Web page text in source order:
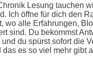
Lesung tauchen
Ich öffne für dich den
wo alle Erfahrungen,
sind. Du bekommst
du spürst sofort die
es so viel mehr gibt